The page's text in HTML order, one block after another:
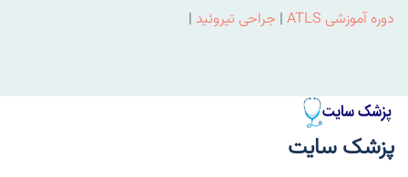
دوره آموزشی ATLS | جراحی تیروئید |
پزشک سایت